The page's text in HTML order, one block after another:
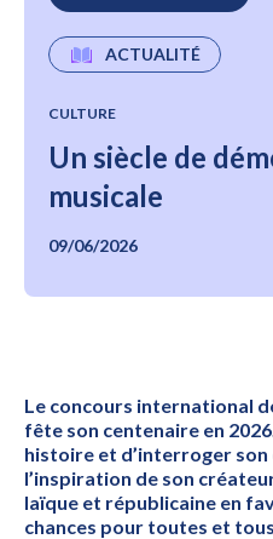
ACTUALITÉ
CULTURE
Un siècle de
musicale
09/06/2026
Le concours international
fête son centenaire en
histoire et d’interroger
l’inspiration de son
laïque et républicaine en
chances pour toutes et tous.